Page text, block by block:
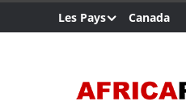
Les Pays Canada